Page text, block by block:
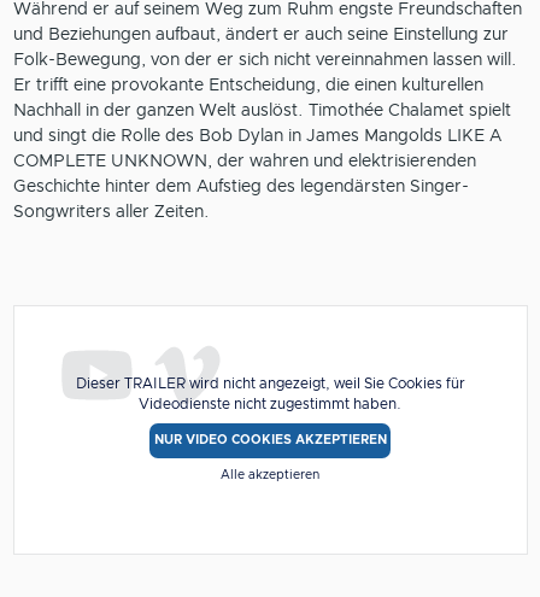
Dieser TRAILER wird nicht angezeigt, weil Sie Cookies für
Videodienste nicht zugestimmt haben.
NUR VIDEO COOKIES AKZEPTIEREN
Alle akzeptieren
Während er auf seinem Weg zum Ruhm engste Freundschaften
und Beziehungen aufbaut, ändert er auch seine Einstellung zur
Folk-Bewegung, von der er sich nicht vereinnahmen lassen will.
Er trifft eine provokante Entscheidung, die einen kulturellen
Nachhall in der ganzen Welt auslöst. Timothée Chalamet spielt
und singt die Rolle des Bob Dylan in James Mangolds LIKE A
COMPLETE UNKNOWN, der wahren und elektrisierenden
Geschichte hinter dem Aufstieg des legendärsten Singer-
Songwriters aller Zeiten.